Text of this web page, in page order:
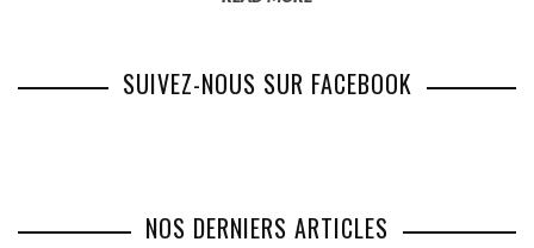
SUIVEZ-NOUS SUR FACEBOOK
NOS DERNIERS ARTICLES